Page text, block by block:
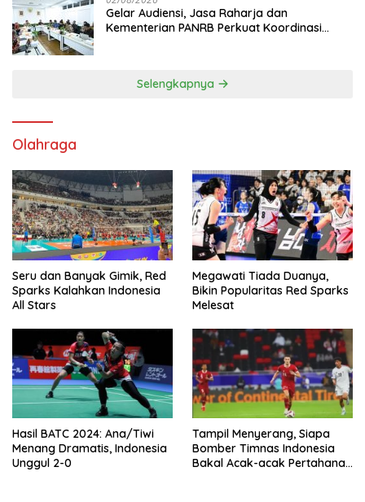
Gelar Audiensi, Jasa Raharja dan
Kementerian PANRB Perkuat Koordinasi
Selengkapnya
Olahraga
Seru dan Banyak Gimik, Red
Sparks Kalahkan Indonesia
All Stars
Megawati Tiada Duanya,
Bikin Popularitas Red Sparks
Melesat
Hasil BATC 2024: Ana/Tiwi
Menang Dramatis, Indonesia
Unggul 2-0
Tampil Menyerang, Siapa
Bomber Timnas Indonesia
Bakal Acak-acak Pertahanan